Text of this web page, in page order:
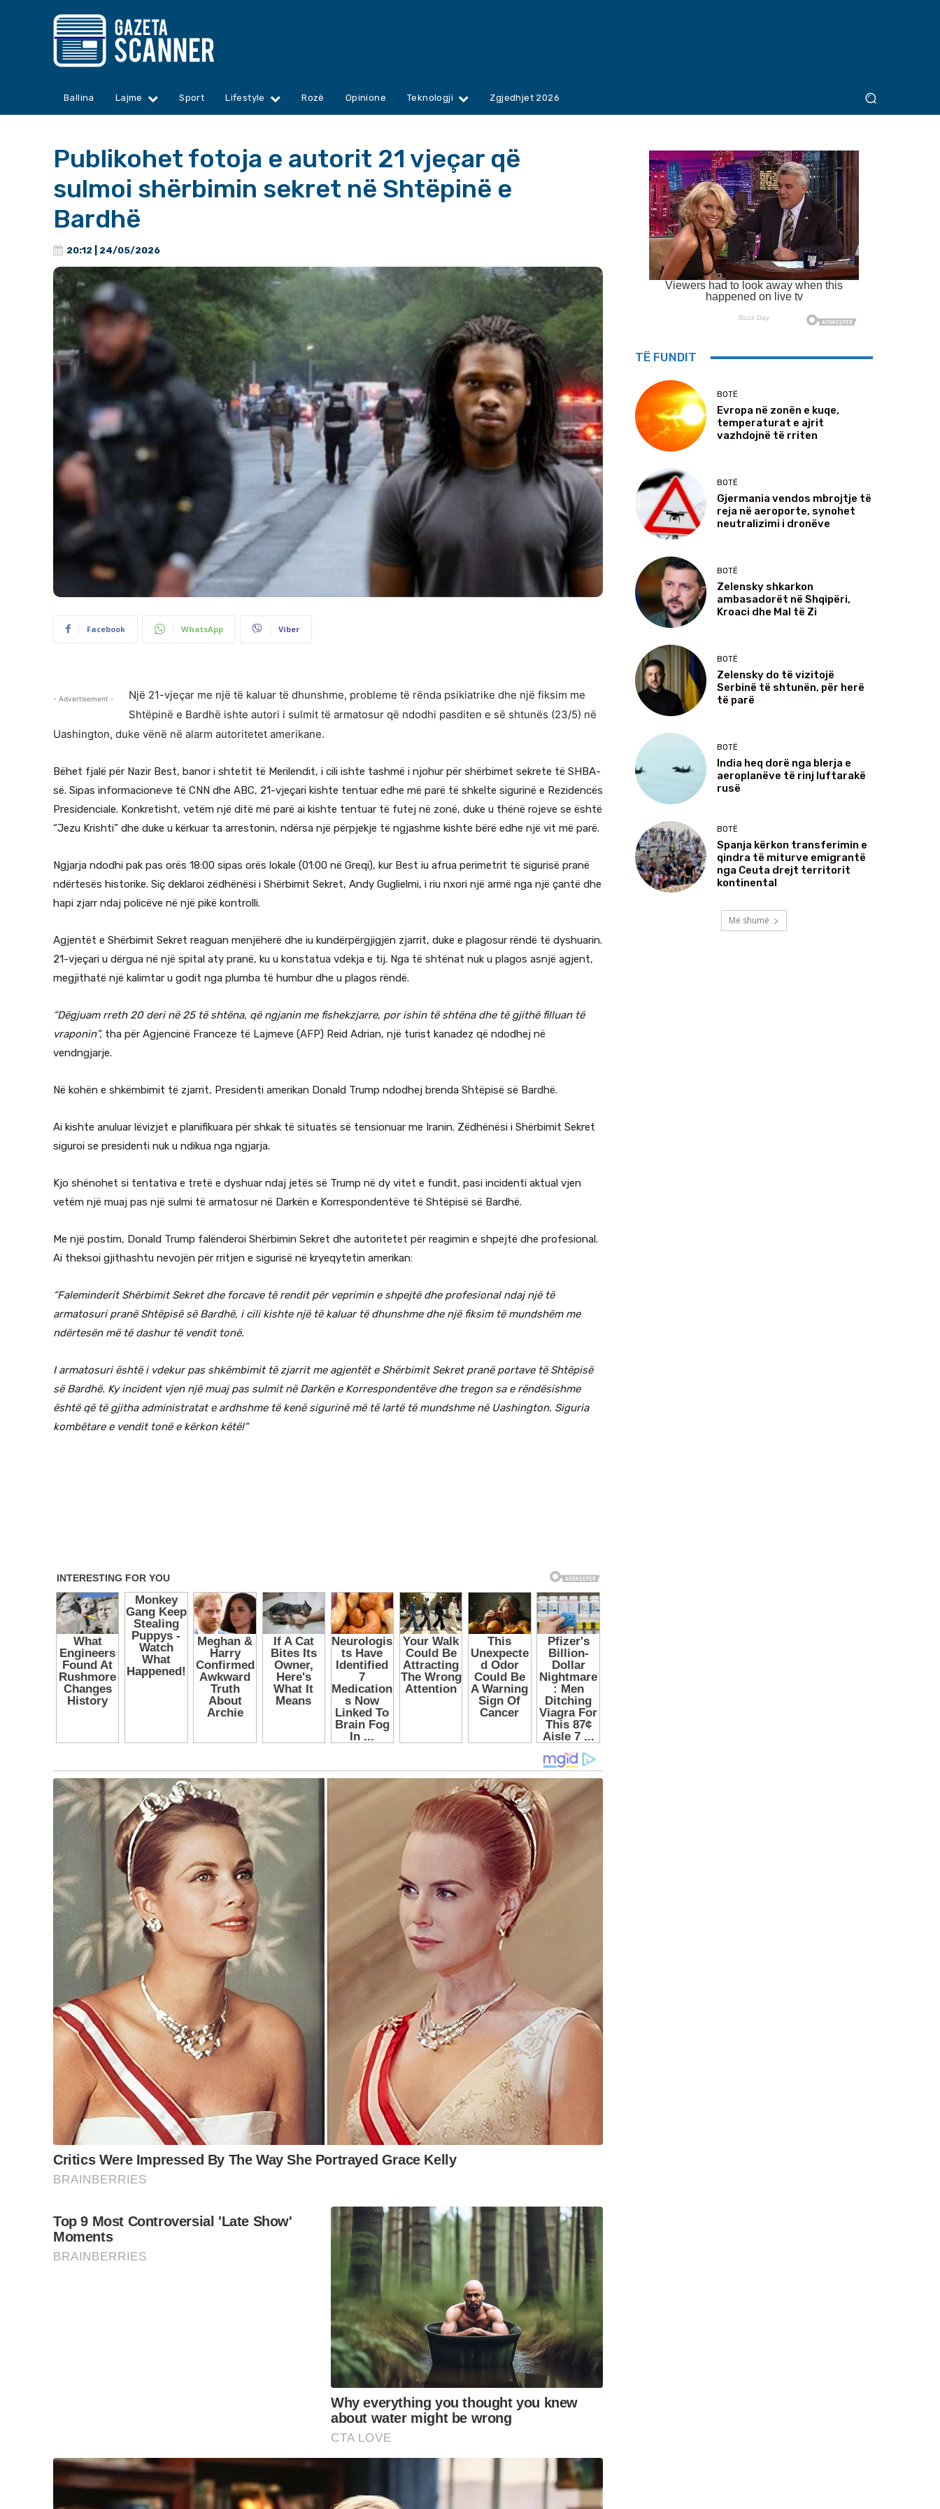
Ballina Lajme Sport Lifestyle Rozë Opinione Teknologji Zgjedhjet 2026
Publikohet fotoja e autorit 21 vjeçar që
sulmoi shërbimin sekret në Shtëpinë e
Bardhë
20:12 | 24/05/2026
Facebook WhatsApp Viber
- Advertisement -
Një 21-vjeçar me një të kaluar të dhunshme, probleme të rënda psikiatrike dhe një fiksim me
Shtëpinë e Bardhë ishte autori i sulmit të armatosur që ndodhi pasditen e së shtunës (23/5) në
Uashington, duke vënë në alarm autoritetet amerikane.
Bëhet fjalë për Nazir Best, banor i shtetit të Merilendit, i cili ishte tashmë i njohur për shërbimet sekrete të SHBA-
së. Sipas informacioneve të CNN dhe ABC, 21-vjeçari kishte tentuar edhe më parë të shkelte sigurinë e Rezidencës
Presidenciale. Konkretisht, vetëm një ditë më parë ai kishte tentuar të futej në zonë, duke u thënë rojeve se është
“Jezu Krishti” dhe duke u kërkuar ta arrestonin, ndërsa një përpjekje të ngjashme kishte bërë edhe një vit më parë.
Ngjarja ndodhi pak pas orës 18:00 sipas orës lokale (01:00 në Greqi), kur Best iu afrua perimetrit të sigurisë pranë
ndërtesës historike. Siç deklaroi zëdhënësi i Shërbimit Sekret, Andy Guglielmi, i riu nxori një armë nga një çantë dhe
hapi zjarr ndaj policëve në një pikë kontrolli.
Agjentët e Shërbimit Sekret reaguan menjëherë dhe iu kundërpërgjigjën zjarrit, duke e plagosur rëndë të dyshuarin.
21-vjeçari u dërgua në një spital aty pranë, ku u konstatua vdekja e tij. Nga të shtënat nuk u plagos asnjë agjent,
megjithatë një kalimtar u godit nga plumba të humbur dhe u plagos rëndë.
“Dëgjuam rreth 20 deri në 25 të shtëna, që ngjanin me fishekzjarre, por ishin të shtëna dhe të gjithë filluan të
vraponin”, tha për Agjencinë Franceze të Lajmeve (AFP) Reid Adrian, një turist kanadez që ndodhej në
vendngjarje.
Në kohën e shkëmbimit të zjarrit, Presidenti amerikan Donald Trump ndodhej brenda Shtëpisë së Bardhë.
Ai kishte anuluar lëvizjet e planifikuara për shkak të situatës së tensionuar me Iranin. Zëdhënësi i Shërbimit Sekret
siguroi se presidenti nuk u ndikua nga ngjarja.
Kjo shënohet si tentativa e tretë e dyshuar ndaj jetës së Trump në dy vitet e fundit, pasi incidenti aktual vjen
vetëm një muaj pas një sulmi të armatosur në Darkën e Korrespondentëve të Shtëpisë së Bardhë.
Me një postim, Donald Trump falënderoi Shërbimin Sekret dhe autoritetet për reagimin e shpejtë dhe profesional.
Ai theksoi gjithashtu nevojën për rritjen e sigurisë në kryeqytetin amerikan:
“Faleminderit Shërbimit Sekret dhe forcave të rendit për veprimin e shpejtë dhe profesional ndaj një të
armatosuri pranë Shtëpisë së Bardhë, i cili kishte një të kaluar të dhunshme dhe një fiksim të mundshëm me
ndërtesën më të dashur të vendit tonë.
I armatosuri është i vdekur pas shkëmbimit të zjarrit me agjentët e Shërbimit Sekret pranë portave të Shtëpisë
së Bardhë. Ky incident vjen një muaj pas sulmit në Darkën e Korrespondentëve dhe tregon sa e rëndësishme
është që të gjitha administratat e ardhshme të kenë sigurinë më të lartë të mundshme në Uashington. Siguria
kombëtare e vendit tonë e kërkon këtë!”
TË FUNDIT
BOTË
Evropa në zonën e kuqe,
temperaturat e ajrit
vazhdojnë të rriten
BOTË
Gjermania vendos mbrojtje të
reja në aeroporte, synohet
neutralizimi i dronëve
BOTË
Zelensky shkarkon
ambasadorët në Shqipëri,
Kroaci dhe Mal të Zi
BOTË
Zelensky do të vizitojë
Serbinë të shtunën, për herë
të parë
BOTË
India heq dorë nga blerja e
aeroplanëve të rinj luftarakë
rusë
BOTË
Spanja kërkon transferimin e
qindra të miturve emigrantë
nga Ceuta drejt territorit
kontinental
Më shumë